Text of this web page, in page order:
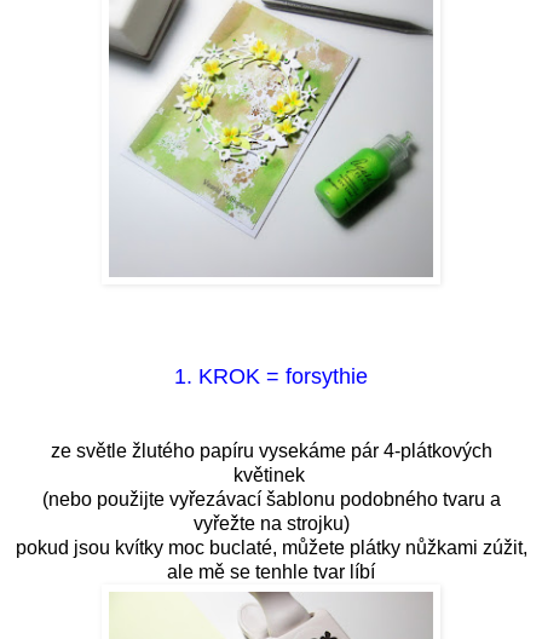
1. KROK = forsythie
ze světle žlutého papíru vysekáme pár 4-plátkových
květinek
(nebo použijte vyřezávací šablonu podobného tvaru a
vyřežte na strojku)
pokud jsou kvítky moc buclaté, můžete plátky nůžkami zúžit,
ale mě se tenhle tvar líbí